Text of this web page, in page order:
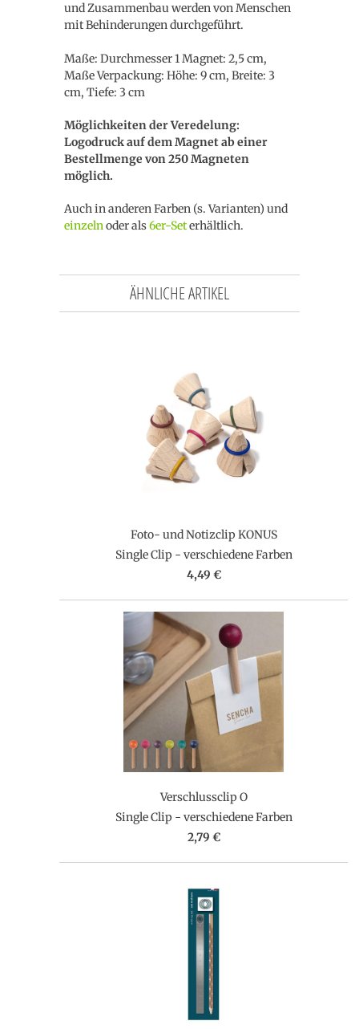
und Zusammenbau werden von Menschen
mit Behinderungen durchgeführt.
Maße: Durchmesser 1 Magnet: 2,5 cm,
Maße Verpackung: Höhe: 9 cm, Breite: 3
cm, Tiefe: 3 cm
Möglichkeiten der Veredelung:
Logodruck auf dem Magnet ab einer
Bestellmenge von 250 Magneten
möglich.
Auch in anderen Farben (s. Varianten) und
einzelnoder als6er-Seterhältlich.
ÄHNLICHE ARTIKEL
Foto- und Notizclip KONUS
Single Clip - verschiedene Farben
4,49 €
Verschlussclip O
Single Clip - verschiedene Farben
2,79 €